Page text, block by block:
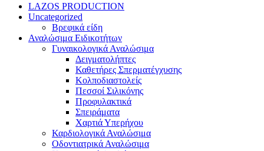
LAZOS PRODUCTION
Uncategorized
Βρεφικά είδη
Αναλώσιμα Ειδικοτήτων
Γυναικολογικά Αναλώσιμα
Δειγματολήπτες
Καθετήρες Σπερματέγχυσης
Κολποδιαστολείς
Πεσσοί Σιλικόνης
Προφυλακτικά
Σπειράματα
Χαρτιά Υπερήχου
Καρδιολογικά Αναλώσιμα
Οδοντιατρικά Αναλώσιμα